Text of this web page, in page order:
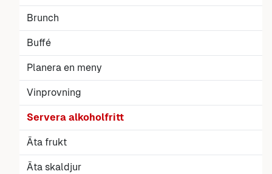
Brunch
Buffé
Planera en meny
Vinprovning
Servera alkoholfritt
Äta frukt
Äta skaldjur